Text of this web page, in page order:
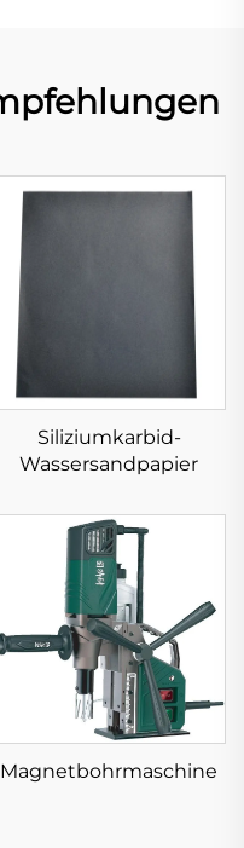
Siliziumkarbid-
Wassersandpapier
Magnetbohrmaschine